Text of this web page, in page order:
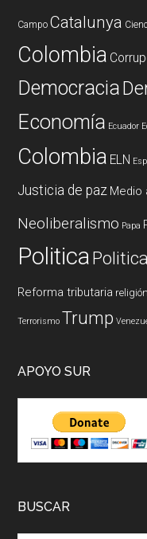
Campo Catalunya
Colombia
Democracia
Economía Ecuador
Colombia ELN
Justicia de paz Medio
Neoliberalismo Papa
Politica
Reforma tributaria religión
Terrorismo Trump
APOYO SUR
BUSCAR